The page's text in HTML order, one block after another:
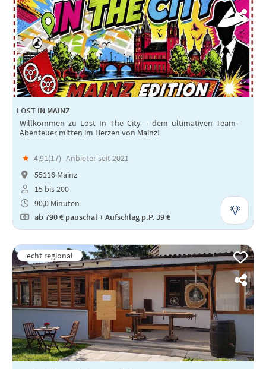
LOST IN MAINZ
Willkommen zu Lost In The City – dem ultimativen Team-
Abenteuer mitten im Herzen von Mainz!
★ 4,91(17) Anbieter seit 2021
55116 Mainz
15 bis 200
90,0 Minuten
ab790 € pauschal + Aufschlag p.P. 39 €